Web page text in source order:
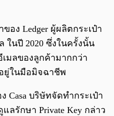
อง Ledger ผู้ผลิตกระเป๋า
ในปี 2020 ซึ่งในครั้งนั้น
มลของลูกค้ามากกว่า
ยู่ในมือมิจฉาชีพ
Casa บริษัทจัดทำกระเป๋า
ลรักษา Private Key กล่าว